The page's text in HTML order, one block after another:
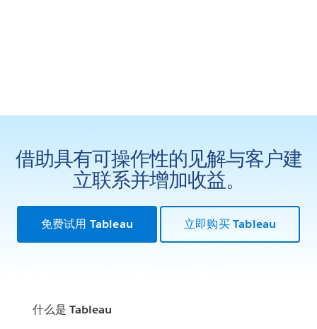
借助具有可操作性的见解与客户建
立联系并增加收益。
免费试用 Tableau 立即购买 Tableau
什么是 Tableau